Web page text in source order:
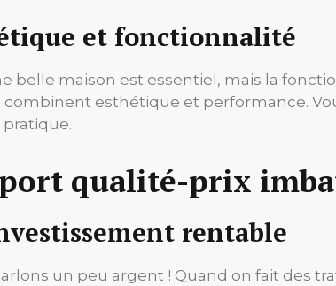
et fonctionnalité
belle maison est essentiel, mais la
combinent esthétique et performance.
pratique.
qualité-prix
rentable
un peu argent ! Quand on fait des